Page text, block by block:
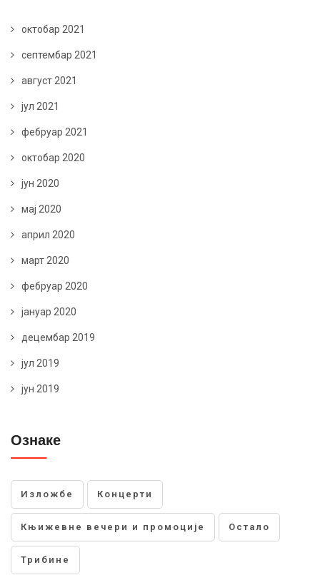
октобар 2021
септембар 2021
август 2021
јул 2021
фебруар 2021
октобар 2020
јун 2020
мај 2020
април 2020
март 2020
фебруар 2020
јануар 2020
децембар 2019
јул 2019
јун 2019
Ознаке
Изложбе Концерти
Књижевне вечери и промоције Остало
Трибине